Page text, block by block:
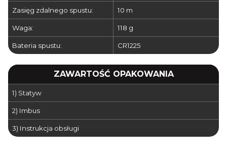
Zasięg zdalnego spustu: 10 m
Waga: 118 g
Bateria spustu: CR1225
ZAWARTOŚĆ OPAKOWANIA
1) Statyw
2) Imbus
3) Instrukcja obsługi